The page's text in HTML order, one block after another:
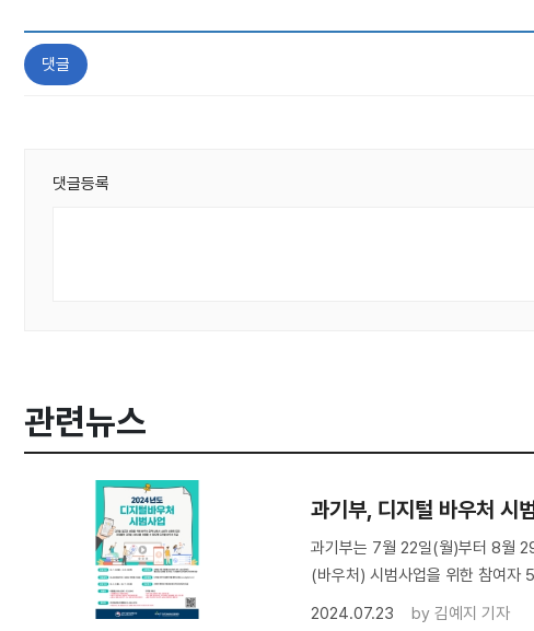
댓글
댓글등록
관련뉴스
과기부, 디지털 바우처 시
과기부는 7월 22일(월)부터 8월
(바우처) 시범사업을 위한 참여자
2024.07.23
by김예지 기자